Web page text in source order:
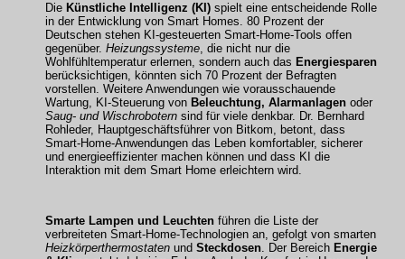
Die Künstliche Intelligenz (KI) spielt eine entscheidende Rolle
in der Entwicklung von Smart Homes. 80 Prozent der
Deutschen stehen KI-gesteuerten Smart-Home-Tools offen
gegenüber. Heizungssysteme, die nicht nur die
Wohlfühltemperatur erlernen, sondern auch das Energiesparen
berücksichtigen, könnten sich 70 Prozent der Befragten
vorstellen. Weitere Anwendungen wie vorausschauende
Wartung, KI-Steuerung von Beleuchtung, Alarmanlagen oder
Saug- und Wischrobotern sind für viele denkbar. Dr. Bernhard
Rohleder, Hauptgeschäftsführer von Bitkom, betont, dass
Smart-Home-Anwendungen das Leben komfortabler, sicherer
und energieeffizienter machen können und dass KI die
Interaktion mit dem Smart Home erleichtern wird.
Smarte Lampen und Leuchten führen die Liste der
verbreiteten Smart-Home-Technologien an, gefolgt von smarten
Heizkörperthermostaten und Steckdosen. Der Bereich Energie